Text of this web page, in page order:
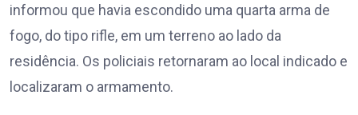
informou que havia escondido uma quarta arma de
fogo, do tipo rifle, em um terreno ao lado da
residência. Os policiais retornaram ao local indicado e
localizaram o armamento.